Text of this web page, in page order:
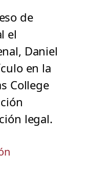
de
el
Daniel
en la
College
legal.